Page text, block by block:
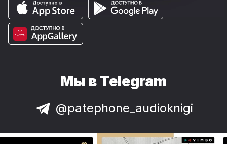
Мы в Telegram
@patephone_audioknigi